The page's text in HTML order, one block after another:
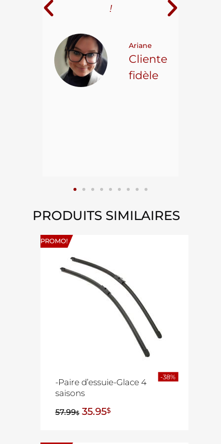
!
Ariane
Cliente
fidèle
PRODUITS SIMILAIRES
PROMO!
-Paire d’essuie-Glace 4
saisons
57.99$ 35.95$
-38%